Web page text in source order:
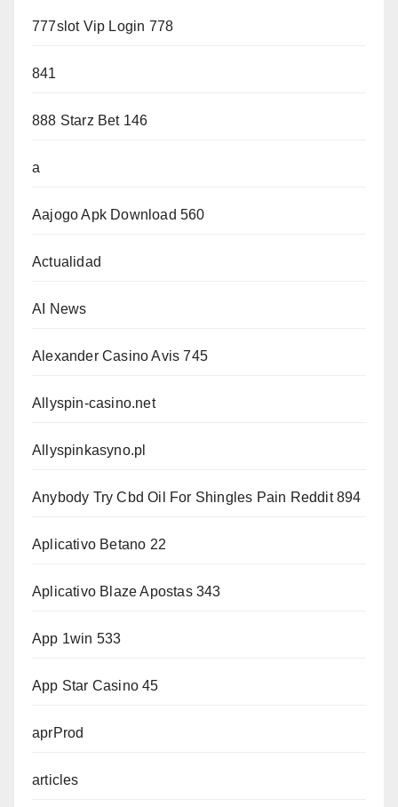
777slot Vip Login 778
841
888 Starz Bet 146
a
Aajogo Apk Download 560
Actualidad
AI News
Alexander Casino Avis 745
Allyspin-casino.net
Allyspinkasyno.pl
Anybody Try Cbd Oil For Shingles Pain Reddit 894
Aplicativo Betano 22
Aplicativo Blaze Apostas 343
App 1win 533
App Star Casino 45
aprProd
articles